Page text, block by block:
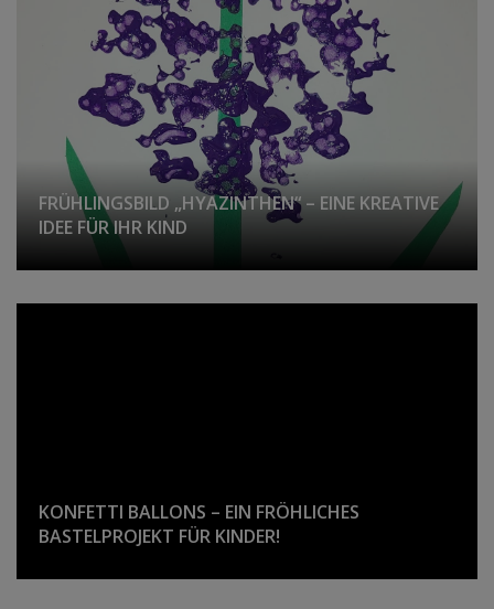
FRÜHLINGSBILD „HYAZINTHEN“ – EINE KREATIVE
IDEE FÜR IHR KIND
KONFETTI BALLONS – EIN FRÖHLICHES
BASTELPROJEKT FÜR KINDER!